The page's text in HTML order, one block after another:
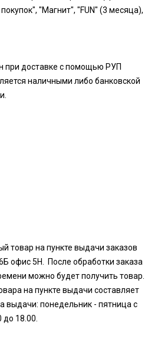
"Магнит", "FUN" (3 месяца),
при доставке с помощью РУП
наличными либо банковской
товар на пункте выдачи заказов
офис 5Н. После обработки заказа
можно будет получить товар.
на пункте выдачи составляет
выдачи: понедельник - пятница с
до 18.00.